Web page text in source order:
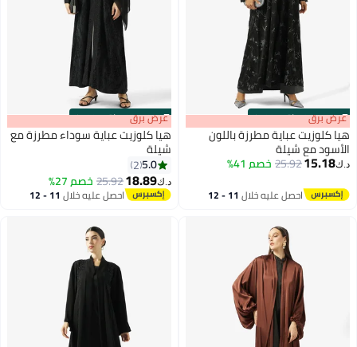
00m:00s
·باقي 100% عرض برق
هيا كلوزيت عباية مطرزة باللون
الأسود مع شيلة
د.ك‏15.18
25.92خصم 41%
احصل عليه خلال 11 - 12
00m:00s
·باقي 100% عرض برق
هيا كلوزيت عباية سوداء مطرزة مع
شيلة
5.0
2
د.ك‏18.89
25.92خصم 27%
احصل عليه خلال 11 - 12